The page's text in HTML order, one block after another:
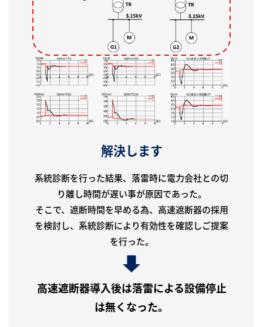
解決します
系統診断を行った結果、落雷時に電力会社との切
り離し時間が遅い事が原因であった。
そこで、遮断時間を早める為、高速遮断器の採用
を検討し、系統診断により有効性を確認しご提案
を行った。
高速遮断器導入後は落雷による設備停止
は無くなった。